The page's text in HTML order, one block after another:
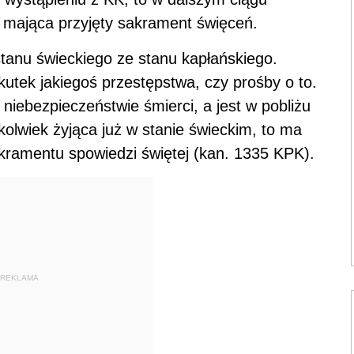
przyjęty sakrament święceń.
świeckiego ze stanu kapłańskiego.
jakiegoś przestępstwa, czy prośby o to.
śmierci, a jest w pobliżu
żyjąca już w stanie świeckim, to ma
spowiedzi świętej (kan. 1335 KPK).
REKLAMA